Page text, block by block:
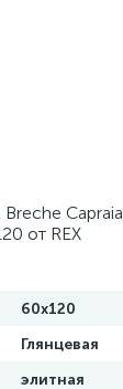
Capraia
от REX
60x120
Глянцевая
элитная